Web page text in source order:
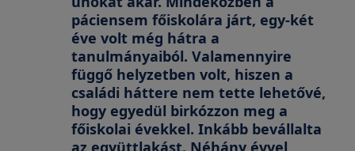
páciensem főiskolára járt, egy-két
éve volt még hátra a
tanulmányaiból. Valamennyire
függő helyzetben volt, hiszen a
családi háttere nem tette lehetővé,
hogy egyedül birkózzon meg a
főiskolai évekkel. Inkább bevállalta
az együttlakást. Néhány évvel